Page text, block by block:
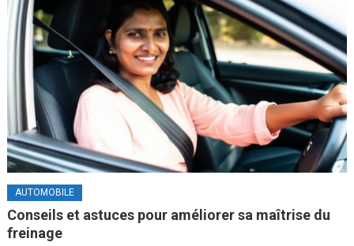
AUTOMOBILE
Conseils et astuces pour améliorer sa maîtrise du
freinage